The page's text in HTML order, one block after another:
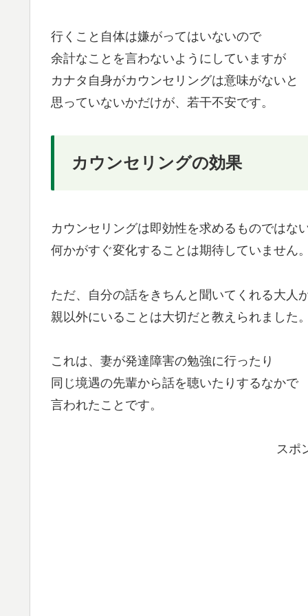
行くこと自体は嫌がってはいないので
余計なことを言わないようにしていますが
カナタ自身がカウンセリングは意味がないと
思っていないかだけが、若干不安です。
カウンセリングの効果
カウンセリングは即効性を求めるものではな
何かがすぐ変化することは期待していません。
ただ、自分の話をきちんと聞いてくれる大人
親以外にいることは大切だと教えられました。
これは、妻が発達障害の勉強に行ったり
同じ境遇の先輩から話を聴いたりするなかで
言われたことです。
スポ